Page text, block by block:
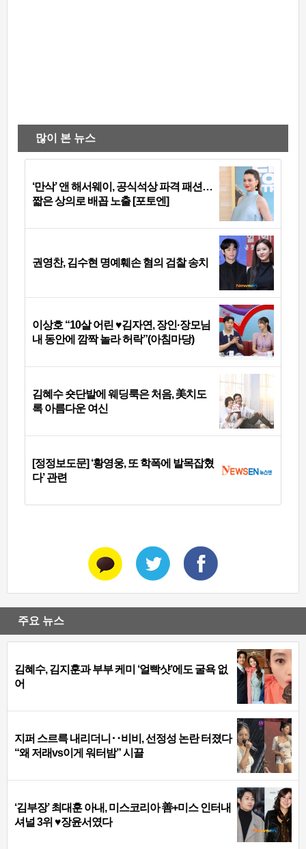
많이 본 뉴스
‘만삭’ 앤 해서웨이, 공식석상 파격 패션…
짧은 상의로 배꼽 노출 [포토엔]
권영찬, 김수현 명예훼손 혐의 검찰 송치
이상호 “10살 어린 ♥김자연, 장인·장모님
내 동안에 깜짝 놀라 허락”(아침마당)
김혜수 숏단발에 웨딩룩은 처음, 美치도
록 아름다운 여신
[정정보도문] ‘황영웅, 또 학폭에 발목잡혔
다’ 관련
주요 뉴스
김혜수, 김지훈과 부부 케미 ‘얼빡샷’에도 굴욕 없
어
지퍼 스르륵 내리더니‥비비, 선정성 논란 터졌다
“왜 저래vs이게 워터밤” 시끌
‘김부장’ 최대훈 아내, 미스코리아 善+미스 인터내
셔널 3위 ♥장윤서였다